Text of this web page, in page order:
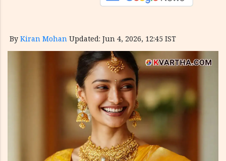
By Kiran Mohan Updated: Jun 4, 2026, 12:45 IST